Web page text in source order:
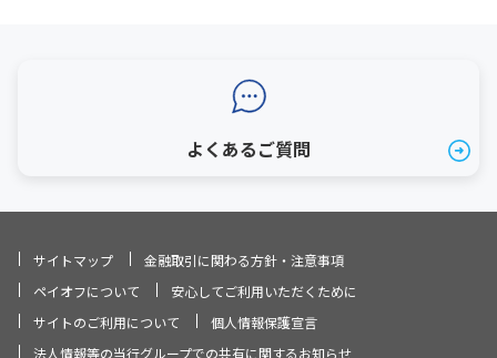
よくあるご質問
サイトマップ
金融取引に関わる方針・注意事項
ペイオフについて
安心してご利用いただくために
サイトのご利用について
個人情報保護宣言
法人情報等の当行グループでの共有に関するお知らせ